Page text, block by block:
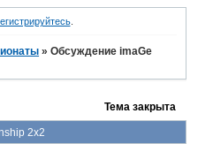
.
»Обсуждение imaGe
2x2
Тема закрыта